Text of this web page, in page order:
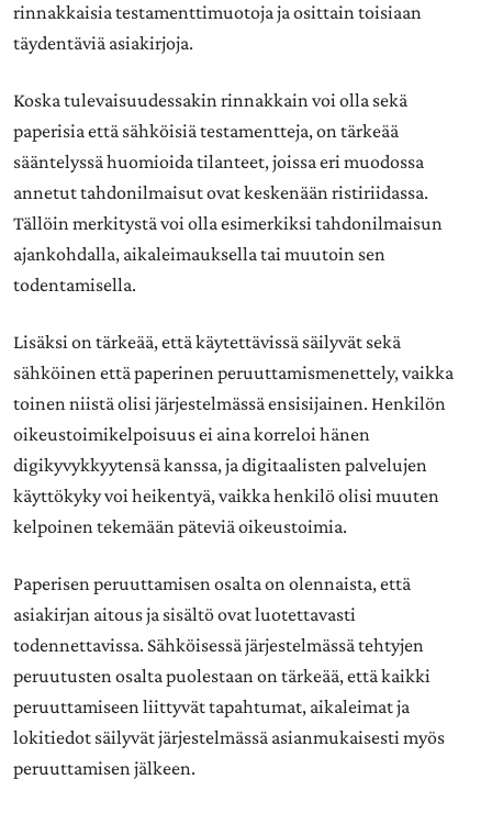
rinnakkaisia testamenttimuotoja ja osittain toisiaan
täydentäviä asiakirjoja.
Koska tulevaisuudessakin rinnakkain voi olla sekä
paperisia että sähköisiä testamentteja, on tärkeää
sääntelyssä huomioida tilanteet, joissa eri muodossa
annetut tahdonilmaisut ovat keskenään ristiriidassa.
Tällöin merkitystä voi olla esimerkiksi tahdonilmaisun
ajankohdalla, aikaleimauksella tai muutoin sen
todentamisella.
Lisäksi on tärkeää, että käytettävissä säilyvät sekä
sähköinen että paperinen peruuttamismenettely, vaikka
toinen niistä olisi järjestelmässä ensisijainen. Henkilön
oikeustoimikelpoisuus ei aina korreloi hänen
digikyvykkyytensä kanssa, ja digitaalisten palvelujen
käyttökyky voi heikentyä, vaikka henkilö olisi muuten
kelpoinen tekemään päteviä oikeustoimia.
Paperisen peruuttamisen osalta on olennaista, että
asiakirjan aitous ja sisältö ovat luotettavasti
todennettavissa. Sähköisessä järjestelmässä tehtyjen
peruutusten osalta puolestaan on tärkeää, että kaikki
peruuttamiseen liittyvät tapahtumat, aikaleimat ja
lokitiedot säilyvät järjestelmässä asianmukaisesti myös
peruuttamisen jälkeen.